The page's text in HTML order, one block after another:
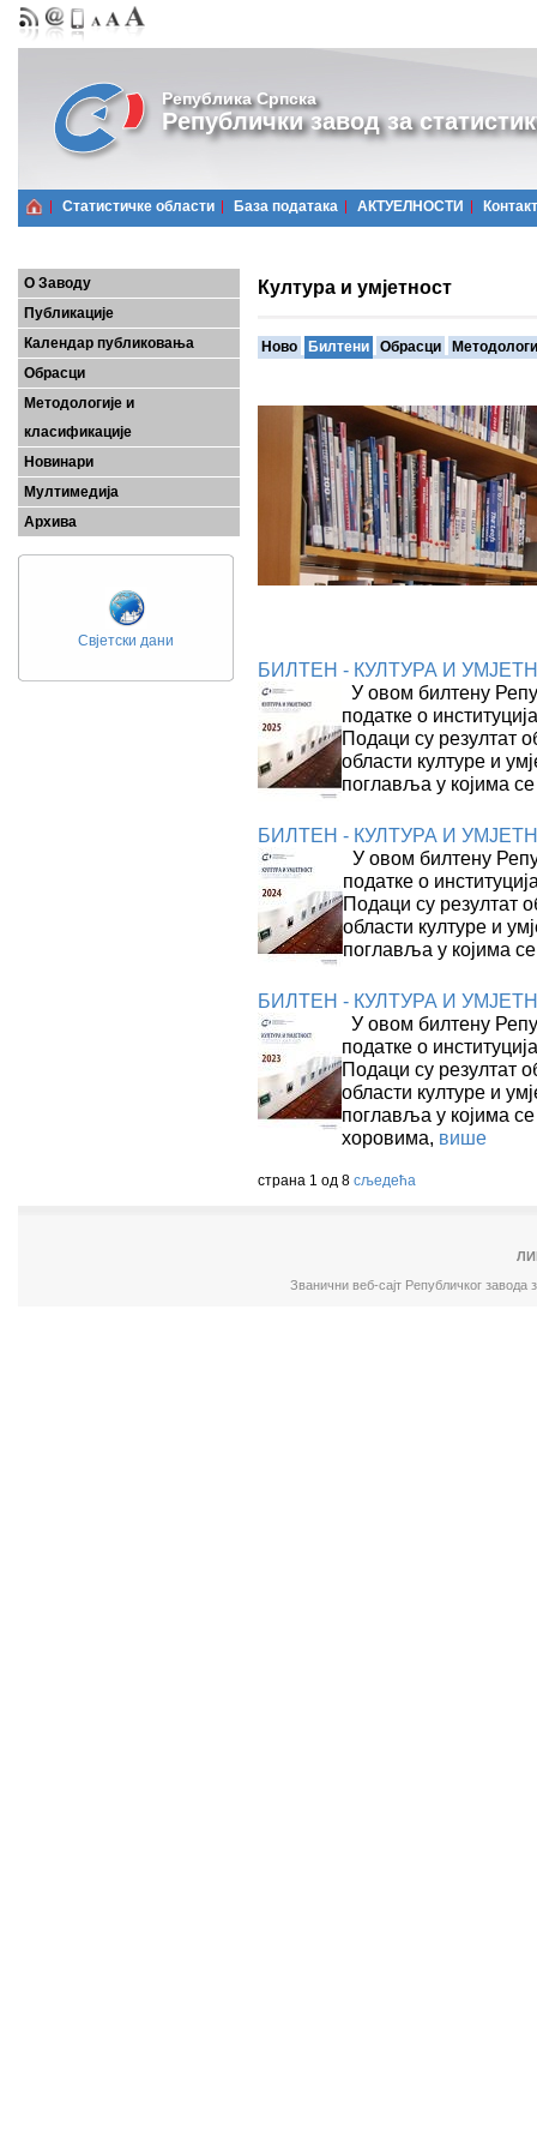
Република Српска
Републички завод за
Статистичке области Базa података АКТУЕЛНОСТИ Контакт
О Заводу
Публикације
Календар публиковања
Обрасци
Методологије и
класификације
Новинари
Мултимедија
Архива
Свјетски дани
Култура и умјетност
Ново Билтени Обрасци
БИЛТЕН - КУЛТУРА И
У овом билтену
податке о
Подаци су резултат
области културе и
поглавља у којима
БИЛТЕН - КУЛТУРА И
У овом билтену
податке о
Подаци су резултат
области културе и
поглавља у којима
БИЛТЕН - КУЛТУРА И
У овом билтену
податке о
Подаци су резултат
области културе и
поглавља у којима
хоровима, више
страна 1 од 8 сљедећа
Званични веб-сајт Републичког